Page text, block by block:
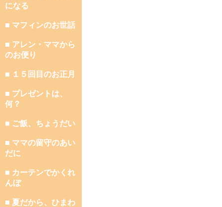
になる
■ マフィンのお世話
■ アレン・ママから
のお便り
■ １５回目のお正月
■ プレゼントは、
何？
■ ご飯、ちょうだい
■ ママの留守のあい
だに
■ カーテンでかくれ
んぼ
■ 夏だから、ひまわ